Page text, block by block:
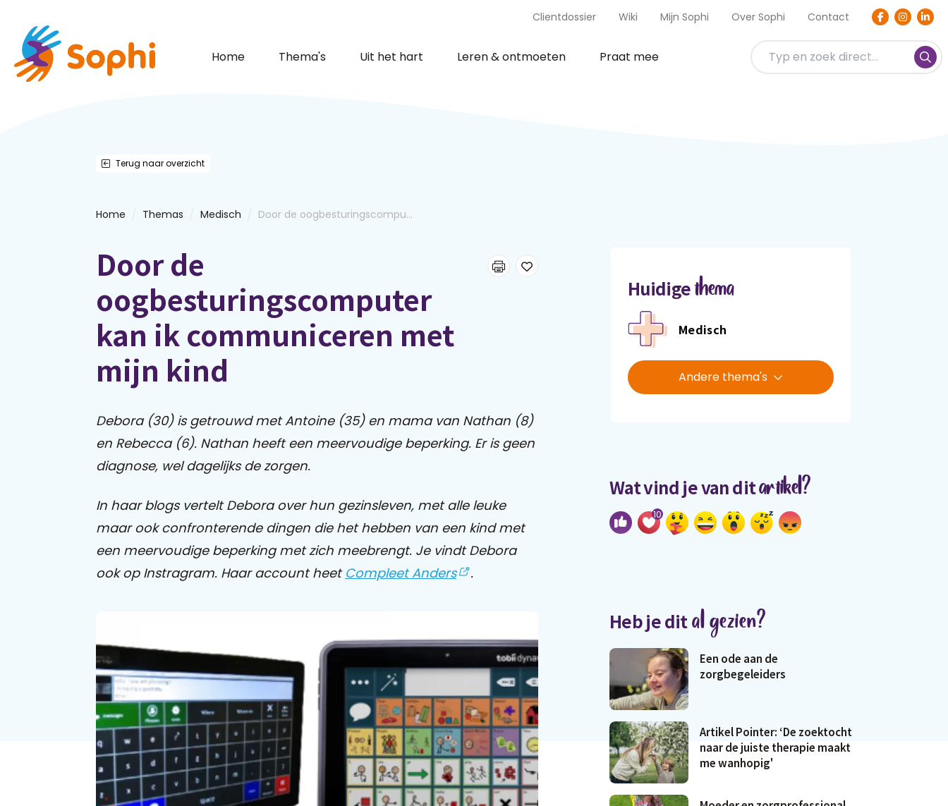
Clientdossier Wiki Mijn Sophi Over Sophi Contact
Home Thema's Uit het hart Leren & ontmoeten Praat mee
Terug naar overzicht
Home Themas Medisch Door de oogbesturingscompu...
Door de
oogbesturingscomputer
kan ik communiceren met
mijn kind
Debora (30) is getrouwd met Antoine (35) en mama van Nathan (8)
en Rebecca (6). Nathan heeft een meervoudige beperking. Er is geen
diagnose, wel dagelijks de zorgen.
In haar blogs vertelt Debora over hun gezinsleven, met alle leuke
maar ook confronterende dingen die het hebben van een kind met
een meervoudige beperking met zich meebrengt. Je vindt Debora
ook op Instragram. Haar account heet Compleet Anders .
Huidigethema
Medisch
Andere thema's
Wat vind je van ditartikel?
10
Heb je dital gezien?
Een ode aan de
zorgbegeleiders
Artikel Pointer: ‘De zoektocht
naar de juiste therapie maakt
me wanhopig'